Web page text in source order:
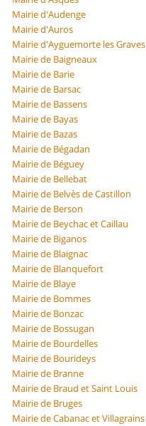
Mairie d'Audenge
Mairie d'Auros
Mairie d'Ayguemorte les Graves
Mairie de Baigneaux
Mairie de Barie
Mairie de Barsac
Mairie de Bassens
Mairie de Bayas
Mairie de Bazas
Mairie de Bégadan
Mairie de Béguey
Mairie de Bellebat
Mairie de Belvès de Castillon
Mairie de Berson
Mairie de Beychac et Caillau
Mairie de Biganos
Mairie de Blaignac
Mairie de Blanquefort
Mairie de Blaye
Mairie de Bommes
Mairie de Bonzac
Mairie de Bossugan
Mairie de Bourdelles
Mairie de Bourideys
Mairie de Branne
Mairie de Braud et Saint Louis
Mairie de Bruges
Mairie de Cabanac et Villagrains